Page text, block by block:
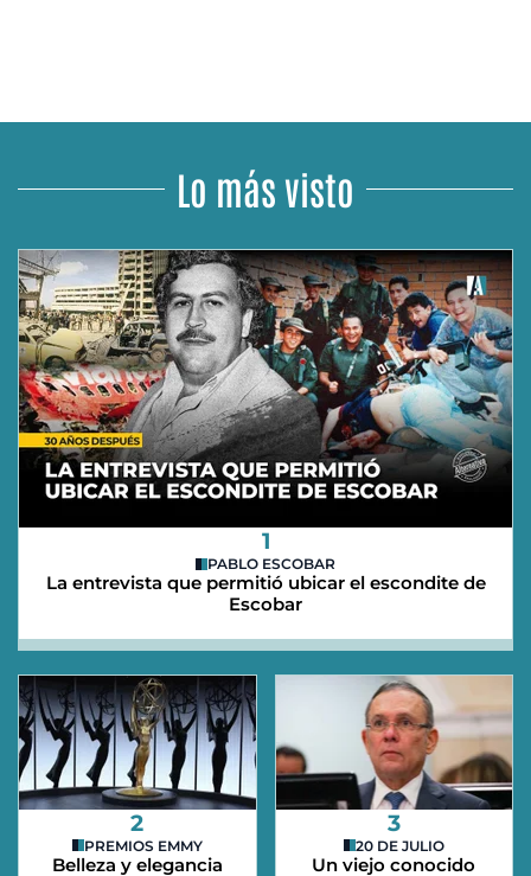
Lo más visto
1
PABLO ESCOBAR
La entrevista que permitió ubicar el escondite de
Escobar
2
PREMIOS EMMY
Belleza y elegancia
3
20 DE JULIO
Un viejo conocido